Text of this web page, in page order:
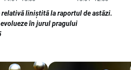
relativă liniștită la raportul de astăzi.
în jurul pragului